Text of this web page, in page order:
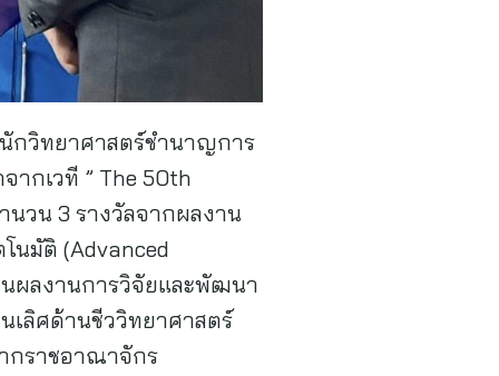
กวิทยาศาสตร์ชำนาญการ
ากเวที ” The 50th
วน 3 รางวัลจากผลงาน
นมัติ (Advanced
นผลงานการวิจัยและพัฒนา
เลิศด้านชีววิทยาศาสตร์
ากราชอาณาจักร